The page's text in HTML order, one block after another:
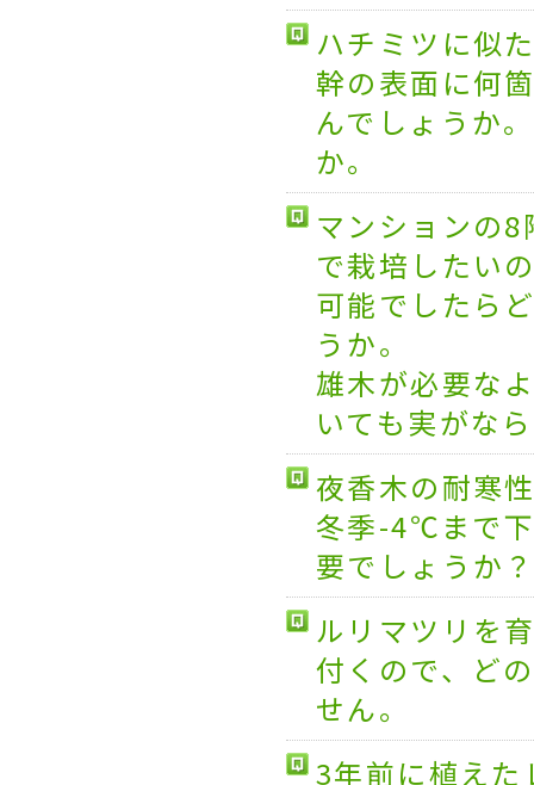
ハチミツに似
幹の表面に何
んでしょうか
か。
マンションの
で栽培したい
可能でしたら
うか。
雄木が必要な
いても実がな
夜香木の耐寒
冬季-4℃まで
要でしょうか
ルリマツリを
付くので、ど
せん。
3年前に植え